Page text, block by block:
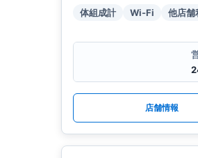
体組成計 Wi-Fi 他店舗
店舗情報